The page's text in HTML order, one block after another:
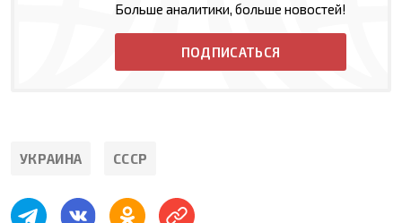
Больше аналитики, больше новостей!
ПОДПИСАТЬСЯ
УКРАИНА СССР